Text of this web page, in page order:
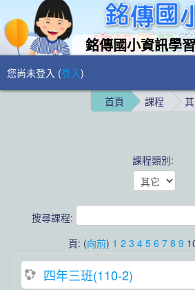
銘傳國小資訊學
您尚未登入 (登入)
首頁 課程
課程類別:
搜尋課程:
頁: (向前) 1 2 3 4 5 6 7 8 9
四年三班(110-2)